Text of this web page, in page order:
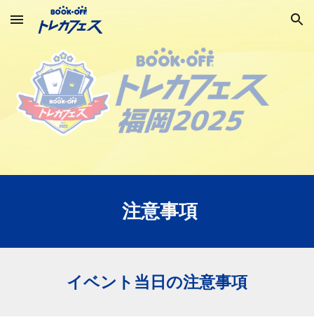
Skip to main content Skip to navigation
注意事項
イベント当日の注意事項